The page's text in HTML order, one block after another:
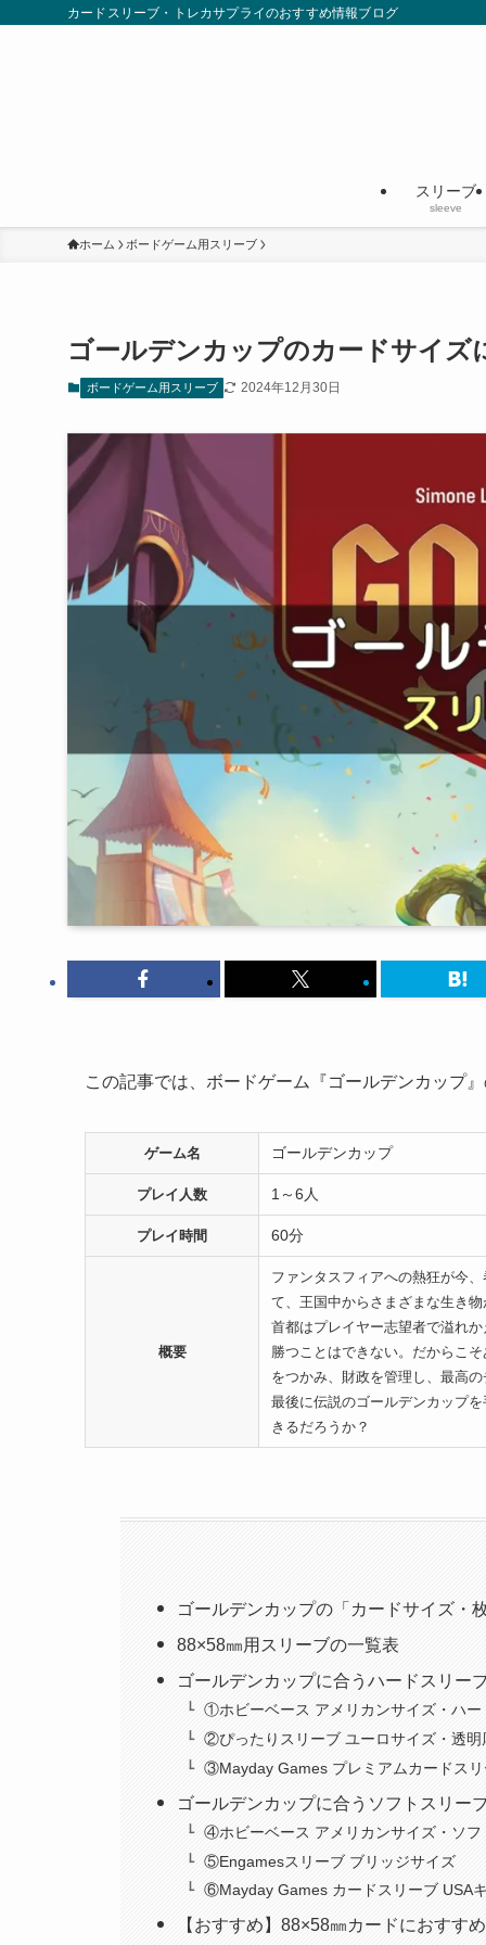
カードスリーブ・トレカサプライのおすすめ情報ブログ
スリーブ
sleeve
ホーム ボードゲーム用スリーブ
ゴールデンカップのカードサイズ
ボードゲーム用スリーブ 2024年12月30日
この記事では、ボードゲーム『ゴールデンカップ
ゲーム名 ゴールデンカップ
プレイ人数 1～6人
プレイ時間 60分
概要
ファンタスフィアへの熱狂が今
て、王国中からさまざまな生き
首都はプレイヤー志望者で溢れ
勝つことはできない。だからこ
をつかみ、財政を管理し、最高
最後に伝説のゴールデンカップ
きるだろうか？
ゴールデンカップの「カードサイズ・
88×58㎜用スリーブの一覧表
ゴールデンカップに合うハードスリー
①ホビーベース アメリカンサイズ・ハー
②ぴったりスリーブ ユーロサイズ・透明
③Mayday Games プレミアムカードス
ゴールデンカップに合うソフトスリー
④ホビーベース アメリカンサイズ・ソフ
⑤Engamesスリーブ ブリッジサイズ
⑥Mayday Games カードスリーブ USA
【おすすめ】88×58㎜カードにおすす